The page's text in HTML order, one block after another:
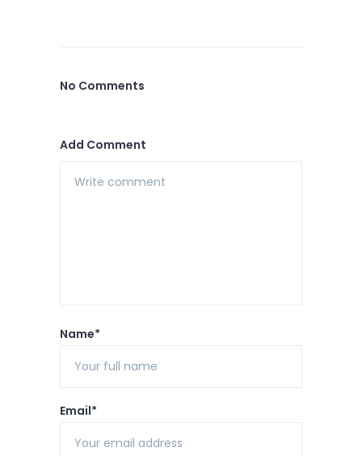
No Comments
Add Comment
Name*
Email*